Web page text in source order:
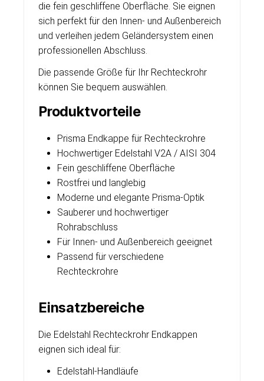
die fein geschliffene Oberfläche. Sie eignen
sich perfekt für den Innen- und Außenbereich
und verleihen jedem Geländersystem einen
professionellen Abschluss.
Die passende Größe für Ihr Rechteckrohr
können Sie bequem auswählen.
Produktvorteile
Prisma Endkappe für Rechteckrohre
Hochwertiger Edelstahl V2A / AISI 304
Fein geschliffene Oberfläche
Rostfrei und langlebig
Moderne und elegante Prisma-Optik
Sauberer und hochwertiger
Rohrabschluss
Für Innen- und Außenbereich geeignet
Passend für verschiedene
Rechteckrohre
Einsatzbereiche
Die Edelstahl Rechteckrohr Endkappen
eignen sich ideal für:
Edelstahl-Handläufe